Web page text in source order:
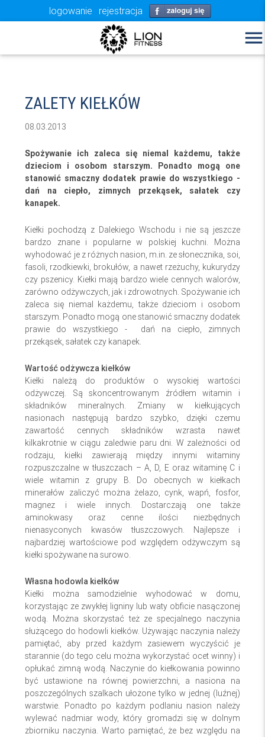
logowanie rejestracja
menu
ZALETY KIEŁKÓW
08.03.2013
Spożywanie ich zaleca się niemal każdemu, także
dzieciom i osobom starszym. Ponadto mogą one
stanowić smaczny dodatek prawie do wszystkiego -
dań na ciepło, zimnych przekąsek, sałatek czy
kanapek.
Kiełki pochodzą z Dalekiego Wschodu i nie są jeszcze
bardzo znane i popularne w polskiej kuchni. Można
wyhodować je z różnych nasion, m.in. ze słonecznika, soi,
fasoli, rzodkiewki, brokułów, a nawet rzeżuchy, kukurydzy
czy pszenicy. Kiełki mają bardzo wiele cennych walorów,
zarówno odżywczych, jak i zdrowotnych. Spożywanie ich
zaleca się niemal każdemu, także dzieciom i osobom
starszym. Ponadto mogą one stanowić smaczny dodatek
prawie do wszystkiego - dań na ciepło, zimnych
przekąsek, sałatek czy kanapek.
Wartość odżywcza kiełków
Kiełki należą do produktów o wysokiej wartości
odżywczej. Są skoncentrowanym źródłem witamin i
składników mineralnych. Zmiany w kiełkujących
nasionach następują bardzo szybko, dzięki czemu
zawartość cennych składników wzrasta nawet
kilkakrotnie w ciągu zaledwie paru dni. W zależności od
rodzaju, kiełki zawierają między innymi witaminy
rozpuszczalne w tłuszczach – A, D, E oraz witaminę C i
wiele witamin z grupy B. Do obecnych w kiełkach
minerałów zaliczyć można żelazo, cynk, wapń, fosfor,
magnez i wiele innych. Dostarczają one także
aminokwasy oraz cenne ilości niezbędnych
nienasyconych kwasów tłuszczowych. Najlepsze i
najbardziej wartościowe pod względem odżywczym są
kiełki spożywane na surowo.
Własna hodowla kiełków
Kiełki można samodzielnie wyhodować w domu,
korzystając ze zwykłej ligniny lub waty obficie nasączonej
wodą. Można skorzystać też ze specjalnego naczynia
służącego do hodowli kiełków. Używając naczynia należy
pamiętać, aby przed każdym zasiewem wyczyścić je
starannie (do tego celu można wykorzystać ocet winny) i
opłukać zimną wodą. Naczynie do kiełkowania powinno
być ustawione na równej powierzchni, a nasiona na
poszczególnych szalkach ułożone tylko w jednej (luźnej)
warstwie. Ponadto po każdym podlaniu nasion należy
wylewać nadmiar wody, który gromadzi się w dolnym
zbiorniku naczynia. Warto pamiętać, że bez względu na